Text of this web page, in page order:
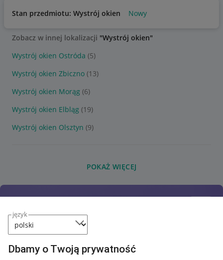
język
Dbamy o Twoją prywatność
Stan przedmiotu: Wystrój okien Nowy
Zobacz w innej lokalizacji "Wystrój okien"
Wystrój okien Ostróda (5)
Wystrój okien Zbiczno (13)
Wystrój okien Morąg (6)
Wystrój okien Elbląg (19)
Wystrój okien Olsztyn (9)
POKAŻ WIĘCEJ